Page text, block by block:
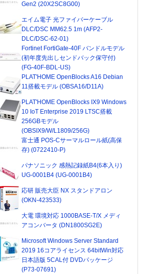
Gen2 (20X2SC8G00)
エイム電子 光ファイバーケーブル
DLC/DSC MM62.5 1m (AFP2-
DLC/DSC-62-01)
Fortinet FortiGate-40F バンドルモデル
(初年度先出しセンドバック保守付)
(FG-40F-BDL-US)
PLAT'HOME OpenBlocks A16 Debian
11搭載モデル (OBSA16/D11A)
PLAT'HOME OpenBlocks IX9 Windows
10 IoT Enterprise 2019 LTSC搭載
256GBモデル
(OBSIX9/W/L1809/256G)
富士通 POS-Cサーマルロール紙(高保
存) (0722410-P)
パナソニック 感熱記録紙B4(6本入り)
UG-0001B4 (UG-0001B4)
応研 販売大臣 NX スタンドアロン
(OKN-423533)
大電 環境対応 1000BASE-T/X メディ
アコンバータ (DN1800SG2E)
Microsoft Windows Server Standard
2019 16コアライセンス 64bitWin対応
日本語版 5CAL付 DVDパッケージ
(P73-07691)